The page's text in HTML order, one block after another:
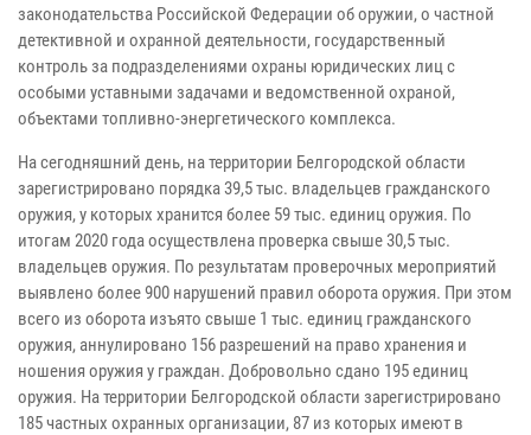
законодательства Российской Федерации об оружии, о частной
детективной и охранной деятельности, государственный
контроль за подразделениями охраны юридических лиц с
особыми уставными задачами и ведомственной охраной,
объектами топливно-энергетического комплекса.
На сегодняшний день, на территории Белгородской области
зарегистрировано порядка 39,5 тыс. владельцев гражданского
оружия, у которых хранится более 59 тыс. единиц оружия. По
итогам 2020 года осуществлена проверка свыше 30,5 тыс.
владельцев оружия. По результатам проверочных мероприятий
выявлено более 900 нарушений правил оборота оружия. При этом
всего из оборота изъято свыше 1 тыс. единиц гражданского
оружия, аннулировано 156 разрешений на право хранения и
ношения оружия у граждан. Добровольно сдано 195 единиц
оружия. На территории Белгородской области зарегистрировано
185 частных охранных организации, 87 из которых имеют в